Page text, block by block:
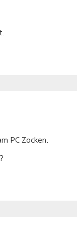
PC Zocken.